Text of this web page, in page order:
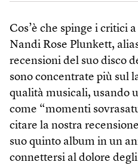
Cos’è che spinge i critici
Nandi Rose Plunkett,
recensioni del suo disco
sono concentrate più sul
qualità musicali, usando
come “momenti
citare la nostra
suo quinto album in un
connettersi al dolore